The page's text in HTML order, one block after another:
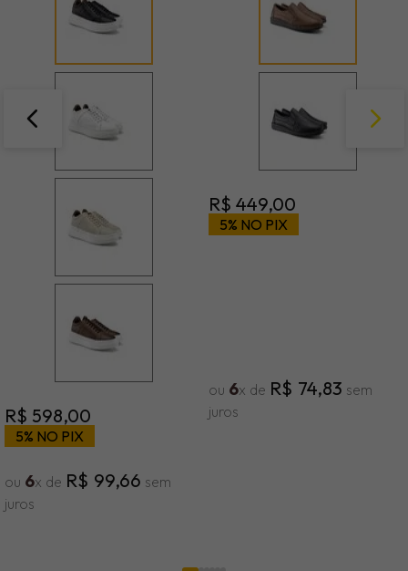
R$ 598,00
5% NO PIX
ou 6x de R$ 99,66 sem
juros
R$ 449,00
5% NO PIX
ou 6x de R$ 74,83 sem
juros